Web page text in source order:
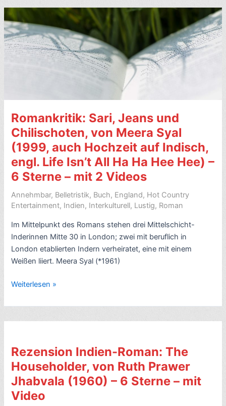
The
Mountbattens.
Their
Lives
and
(2019)
–
5/10
Sterne
Romankritik: Sari, Jeans und
Chilischoten, von Meera Syal
(1999, auch Hochzeit auf Indisch,
engl. Life Isn’t All Ha Ha Hee Hee) –
6 Sterne – mit 2 Videos
Annehmbar, Belletristik, Buch, England, Hot Country
Entertainment, Indien, Interkulturell, Lustig, Roman
Im Mittelpunkt des Romans stehen drei Mittelschicht-
Inderinnen Mitte 30 in London; zwei mit beruflich in
London etablierten Indern verheiratet, eine mit einem
Weißen liiert. Meera Syal (*1961)
Romankritik:
Jeans
und
Meera
Syal
(1999,
auch
Weiterlesen »
Rezension Indien-Roman: The
Householder, von Ruth Prawer
Jhabvala (1960) – 6 Sterne – mit
Video